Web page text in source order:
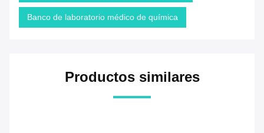
Banco de laboratorio médico de química
Productos similares